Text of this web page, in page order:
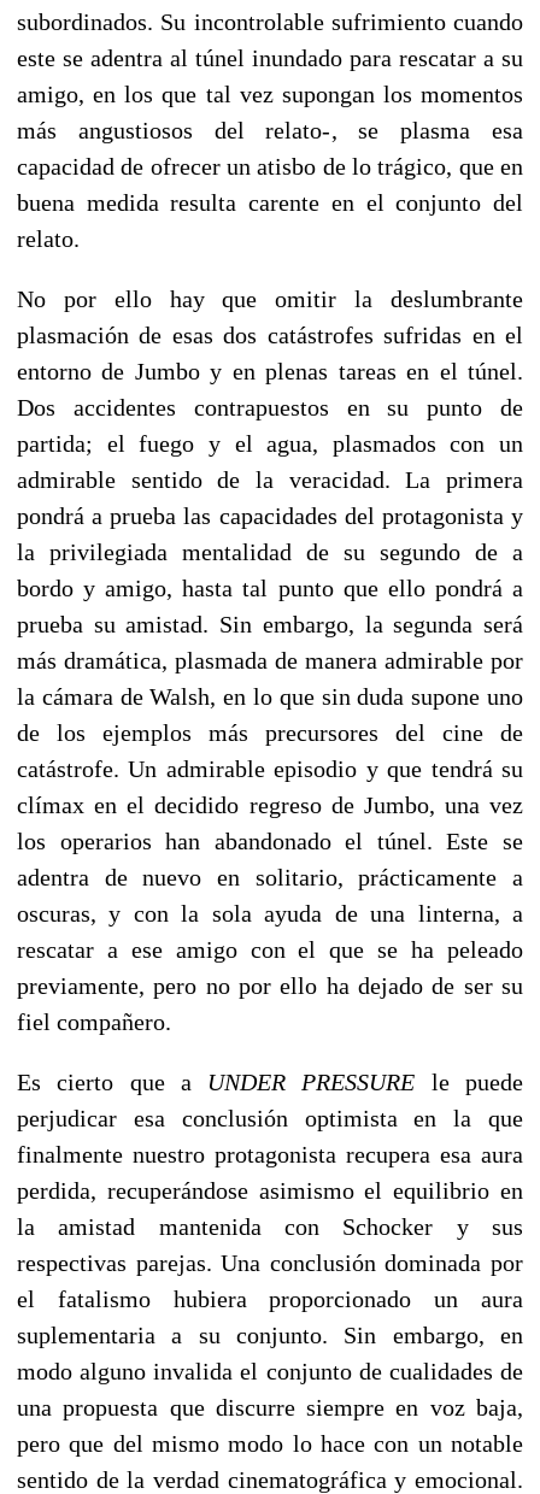
subordinados. Su incontrolable sufrimiento cuando
este se adentra al túnel inundado para rescatar a su
amigo, en los que tal vez supongan los momentos
más angustiosos del relato-, se plasma esa
capacidad de ofrecer un atisbo de lo trágico, que en
buena medida resulta carente en el conjunto del
relato.
No por ello hay que omitir la deslumbrante
plasmación de esas dos catástrofes sufridas en el
entorno de Jumbo y en plenas tareas en el túnel.
Dos accidentes contrapuestos en su punto de
partida; el fuego y el agua, plasmados con un
admirable sentido de la veracidad. La primera
pondrá a prueba las capacidades del protagonista y
la privilegiada mentalidad de su segundo de a
bordo y amigo, hasta tal punto que ello pondrá a
prueba su amistad. Sin embargo, la segunda será
más dramática, plasmada de manera admirable por
la cámara de Walsh, en lo que sin duda supone uno
de los ejemplos más precursores del cine de
catástrofe. Un admirable episodio y que tendrá su
clímax en el decidido regreso de Jumbo, una vez
los operarios han abandonado el túnel. Este se
adentra de nuevo en solitario, prácticamente a
oscuras, y con la sola ayuda de una linterna, a
rescatar a ese amigo con el que se ha peleado
previamente, pero no por ello ha dejado de ser su
fiel compañero.
Es cierto que a UNDER PRESSURE le puede
perjudicar esa conclusión optimista en la que
finalmente nuestro protagonista recupera esa aura
perdida, recuperándose asimismo el equilibrio en
la amistad mantenida con Schocker y sus
respectivas parejas. Una conclusión dominada por
el fatalismo hubiera proporcionado un aura
suplementaria a su conjunto. Sin embargo, en
modo alguno invalida el conjunto de cualidades de
una propuesta que discurre siempre en voz baja,
pero que del mismo modo lo hace con un notable
sentido de la verdad cinematográfica y emocional.